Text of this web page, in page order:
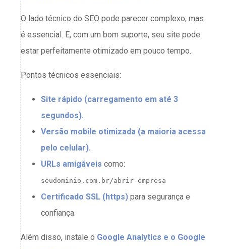
O lado técnico do SEO pode parecer complexo, mas
é essencial. E, com um bom suporte, seu site pode
estar perfeitamente otimizado em pouco tempo.
Pontos técnicos essenciais:
Site rápido (carregamento em até 3
segundos).
Versão mobile otimizada (a maioria acessa
pelo celular).
URLs amigáveis como:
seudominio.com.br/abrir-empresa
Certificado SSL (https) para segurança e
confiança.
Além disso, instale o Google Analytics e o Google